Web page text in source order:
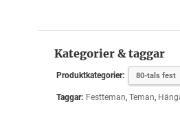
Kategorier & taggar
Produktkategorier: 80-tals fest
Taggar: Festteman, Teman,